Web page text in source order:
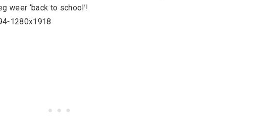
weer ‘back to school’!